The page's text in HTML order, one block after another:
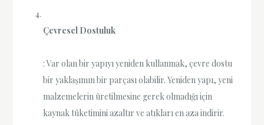
Çevresel Dostuluk
: Var olan bir yapıyı yeniden kullanmak, çevre dostu
bir yaklaşımın bir parçası olabilir. Yeniden yapı, yeni
malzemelerin üretilmesine gerek olmadığı için
kaynak tüketimini azaltır ve atıkları en aza indirir.